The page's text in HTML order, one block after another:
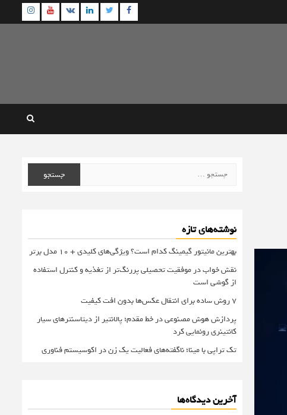
Facebook
Twitter
Linkedin
VK
برای:
نوشته‌های تازه
بهترین مانیتور گیمینگ کدام است؟ ویژگی‌های کلیدی + 10 مدل برتر
نقش خواب در موفقیت تحصیلی پررنگ‌تر از تغذیه و کنترل استفاده
از گوشی است
۷ روش ساده برای انتقال عکس‌ها بدون افت کیفیت
پردازش هوش مصنوعی در خط مقدم؛ پالانتیر از دیتاسنترهای سیار
کانتینری رونمایی کرد
تک تراپی با مینا؛ ناگفته‌های فعالیت یک زن در اکوسیستم فناوری
آخرین دیدگاه‌ها